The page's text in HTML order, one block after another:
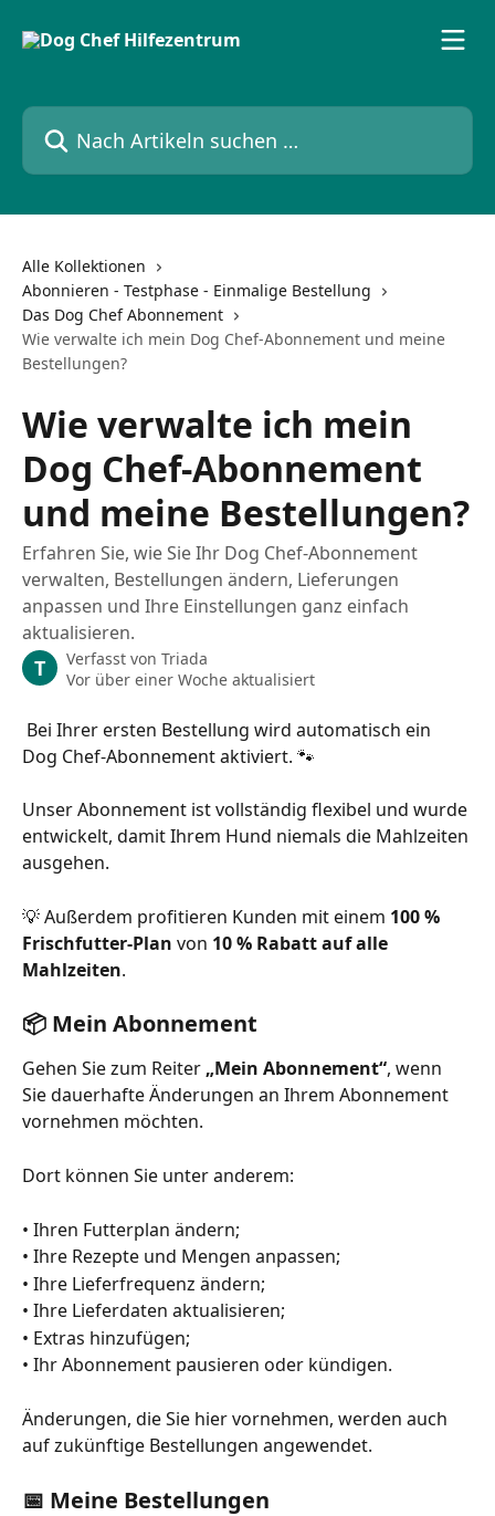
Nach Artikeln suchen …
Alle Kollektionen
Abonnieren - Testphase - Einmalige Bestellung
Das Dog Chef Abonnement
Wie verwalte ich mein Dog Chef-Abonnement und meine
Bestellungen?
Wie verwalte ich mein
Dog Chef-Abonnement
und meine Bestellungen?
Erfahren Sie, wie Sie Ihr Dog Chef-Abonnement
verwalten, Bestellungen ändern, Lieferungen
anpassen und Ihre Einstellungen ganz einfach
aktualisieren.
T Verfasst von Triada
Vor über einer Woche aktualisiert
Dog Chef-Abonnement aktiviert. 🐾
Unser Abonnement ist vollständig flexibel und wurde
entwickelt, damit Ihrem Hund niemals die Mahlzeiten
ausgehen.
💡 Außerdem profitieren Kunden mit einem 100 %
Frischfutter-Plan von 10 % Rabatt auf alle
Mahlzeiten.
📦 Mein Abonnement
Gehen Sie zum Reiter „Mein Abonnement“, wenn
Sie dauerhafte Änderungen an Ihrem Abonnement
vornehmen möchten.
Dort können Sie unter anderem:
• Ihren Futterplan ändern;
• Ihre Rezepte und Mengen anpassen;
• Ihre Lieferfrequenz ändern;
• Ihre Lieferdaten aktualisieren;
• Extras hinzufügen;
• Ihr Abonnement pausieren oder kündigen.
Änderungen, die Sie hier vornehmen, werden auch
auf zukünftige Bestellungen angewendet.
📅 Meine Bestellungen